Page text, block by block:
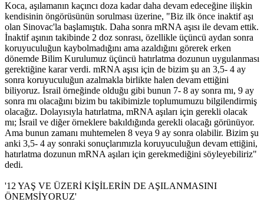
Koca, aşılamanın kaçıncı doza kadar daha devam edeceğine ilişkin
kendisinin öngörüsünün sorulması üzerine, "Biz ilk önce inaktif aşı
olan Sinovac'la başlamıştık. Daha sonra mRNA aşısı ile devam ettik.
İnaktif aşının takibinde 2 doz sonrası, özellikle üçüncü aydan sonra
koruyuculuğun kaybolmadığını ama azaldığını görerek erken
dönemde Bilim Kurulumuz üçüncü hatırlatma dozunun uygulanması
gerektiğine karar verdi. mRNA aşısı için de bizim şu an 3,5- 4 ay
sonra koruyuculuğun azalmakla birlikte halen devam ettiğini
biliyoruz. İsrail örneğinde olduğu gibi bunun 7- 8 ay sonra mı, 9 ay
sonra mı olacağını bizim bu takibimizle toplumumuzu bilgilendirmiş
olacağız. Dolayısıyla hatırlatma, mRNA aşıları için gerekli olacak
mı; İsrail ve diğer örneklere bakıldığında gerekli olacağı görünüyor.
Ama bunun zamanı muhtemelen 8 veya 9 ay sonra olabilir. Bizim şu
anki 3,5- 4 ay sonraki sonuçlarımızla koruyuculuğun devam ettiğini,
hatırlatma dozunun mRNA aşıları için gerekmediğini söyleyebiliriz"
dedi.
'12 YAŞ VE ÜZERİ KİŞİLERİN DE AŞILANMASINI
ÖNEMSİYORUZ'